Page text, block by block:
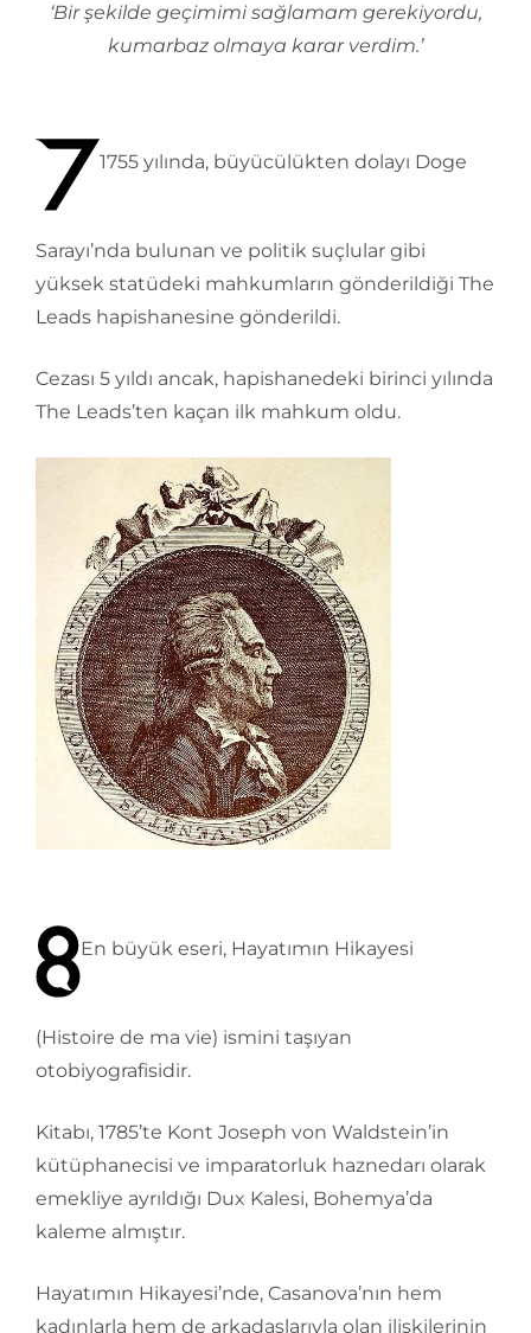
‘Bir şekilde geçimimi sağlamam gerekiyordu,
kumarbaz olmaya karar verdim.’
1755 yılında, büyücülükten dolayı Doge
Sarayı’nda bulunan ve politik suçlular gibi
yüksek statüdeki mahkumların gönderildiği The
Leads hapishanesine gönderildi.
Cezası 5 yıldı ancak, hapishanedeki birinci yılında
The Leads’ten kaçan ilk mahkum oldu.
En büyük eseri, Hayatımın Hikayesi
(Histoire de ma vie) ismini taşıyan
otobiyografisidir.
Kitabı, 1785’te Kont Joseph von Waldstein’in
kütüphanecisi ve imparatorluk haznedarı olarak
emekliye ayrıldığı Dux Kalesi, Bohemya’da
kaleme almıştır.
Hayatımın Hikayesi’nde, Casanova’nın hem
kadınlarla hem de arkadaşlarıyla olan ilişkilerinin